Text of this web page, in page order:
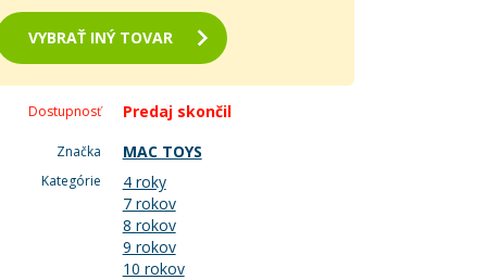
VYBRAŤ INÝ TOVAR
Dostupnosť Predaj skončil
Značka MAC TOYS
Kategórie
4 roky
7 rokov
8 rokov
9 rokov
10 rokov